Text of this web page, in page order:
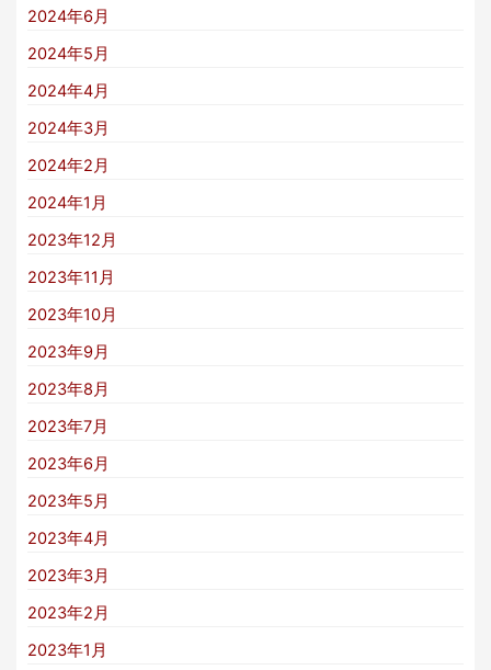
2024年6月
2024年5月
2024年4月
2024年3月
2024年2月
2024年1月
2023年12月
2023年11月
2023年10月
2023年9月
2023年8月
2023年7月
2023年6月
2023年5月
2023年4月
2023年3月
2023年2月
2023年1月